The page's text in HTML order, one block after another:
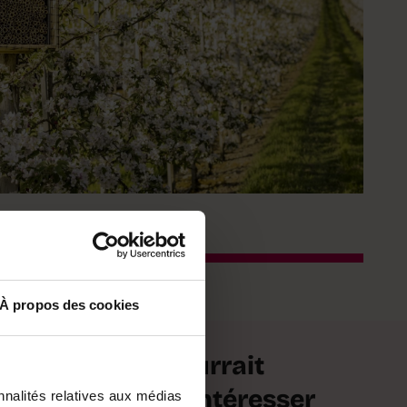
À propos des cookies
relatives aux médias
Ça pourrait
vous intéresser